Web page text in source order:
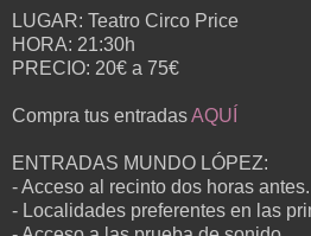
LUGAR: Teatro Circo Price
HORA: 21:30h
PRECIO: 20€ a 75€
Compra tus entradasAQUÍ
ENTRADAS MUNDO LÓPEZ:
- Acceso al recinto dos horas antes.
- Localidades preferentes en las